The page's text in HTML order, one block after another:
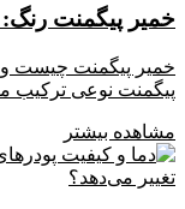
خمیر پیگمنت رنگ:
خمیر پیگمنت چیست و
پیگمنت نوعی ترکیب
مشاهده بیشتر